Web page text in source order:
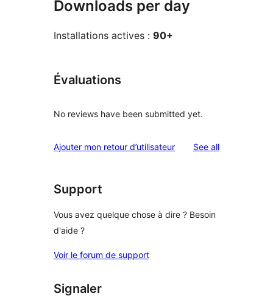
Downloads per day
Installations actives : 90+
Évaluations
No reviews have been submitted yet.
Ajouter mon retour d’utilisateur See allreviews
Support
Vous avez quelque chose à dire ? Besoin
d'aide ?
Voir le forum de support
Signaler